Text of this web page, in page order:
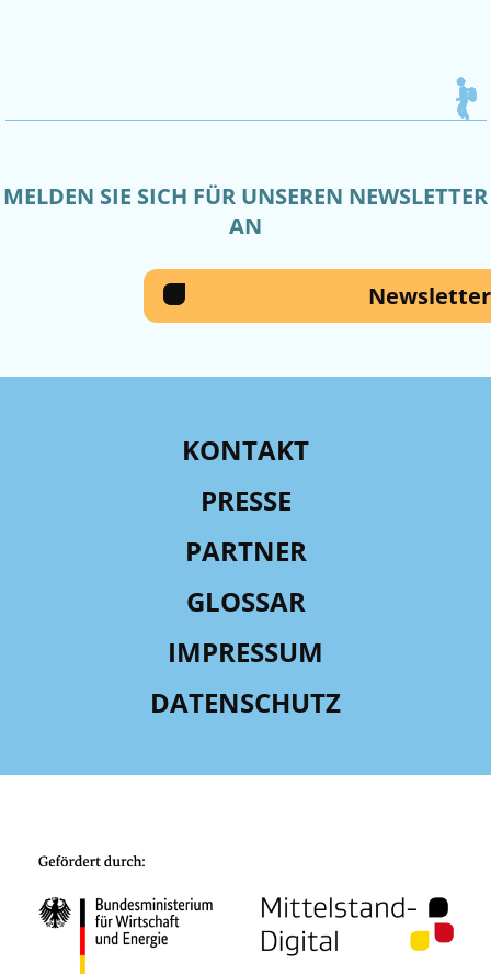
MELDEN SIE SICH FÜR UNSEREN NEWSLETTER
AN
Newsletter
KONTAKT
PRESSE
PARTNER
GLOSSAR
IMPRESSUM
DATENSCHUTZ